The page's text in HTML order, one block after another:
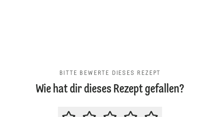
BITTE BEWERTE DIESES REZEPT
Wie hat dir dieses Rezept gefallen?
BITTE BEWERTE DIESES REZEPT